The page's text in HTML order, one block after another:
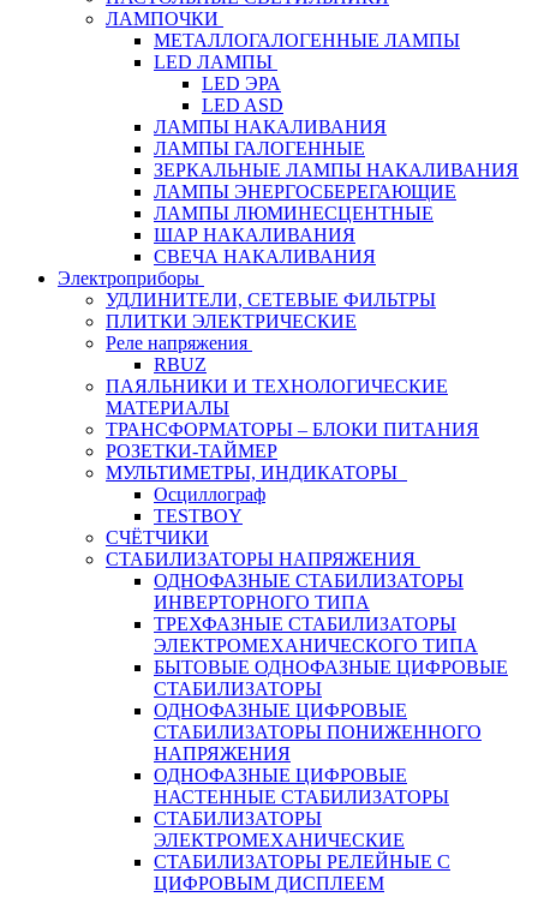
ЛАМПОЧКИ
МЕТАЛЛОГАЛОГЕННЫЕ ЛАМПЫ
LED ЛАМПЫ
LED ЭРА
LED ASD
ЛАМПЫ НАКАЛИВАНИЯ
ЛАМПЫ ГАЛОГЕННЫЕ
ЗЕРКАЛЬНЫЕ ЛАМПЫ НАКАЛИВАНИЯ
ЛАМПЫ ЭНЕРГОСБЕРЕГАЮЩИЕ
ЛАМПЫ ЛЮМИНЕСЦЕНТНЫЕ
ШАР НАКАЛИВАНИЯ
СВЕЧА НАКАЛИВАНИЯ
Электроприборы
УДЛИНИТЕЛИ, СЕТЕВЫЕ ФИЛЬТРЫ
ПЛИТКИ ЭЛЕКТРИЧЕСКИЕ
Реле напряжения
RBUZ
ПАЯЛЬНИКИ И ТЕХНОЛОГИЧЕСКИЕ
МАТЕРИАЛЫ
ТРАНСФОРМАТОРЫ – БЛОКИ ПИТАНИЯ
РОЗЕТКИ-ТАЙМЕР
МУЛЬТИМЕТРЫ, ИНДИКАТОРЫ
Осциллограф
TESTBOY
СЧЁТЧИКИ
СТАБИЛИЗАТОРЫ НАПРЯЖЕНИЯ
ОДНОФАЗНЫЕ СТАБИЛИЗАТОРЫ
ИНВЕРТОРНОГО ТИПА
ТРЕХФАЗНЫЕ СТАБИЛИЗАТОРЫ
ЭЛЕКТРОМЕХАНИЧЕСКОГО ТИПА
БЫТОВЫЕ ОДНОФАЗНЫЕ ЦИФРОВЫЕ
СТАБИЛИЗАТОРЫ
ОДНОФАЗНЫЕ ЦИФРОВЫЕ
СТАБИЛИЗАТОРЫ ПОНИЖЕННОГО
НАПРЯЖЕНИЯ
ОДНОФАЗНЫЕ ЦИФРОВЫЕ
НАСТЕННЫЕ СТАБИЛИЗАТОРЫ
СТАБИЛИЗАТОРЫ
ЭЛЕКТРОМЕХАНИЧЕСКИЕ
СТАБИЛИЗАТОРЫ РЕЛЕЙНЫЕ С
ЦИФРОВЫМ ДИСПЛЕЕМ